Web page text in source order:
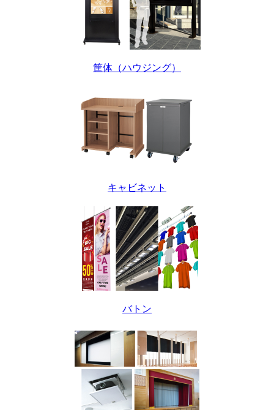
筐体（ハウジング）
キャビネット
バトン